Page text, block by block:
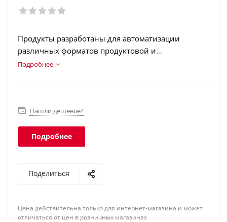
Продукты разработаны для автоматизации
различных форматов продуктовой и
непродуктовой розницы.
Подробнее
Нашли дешевле?
Подробнее
Поделиться
Цена действительна только для интернет-магазина и может
отличаться от цен в розничных магазинах